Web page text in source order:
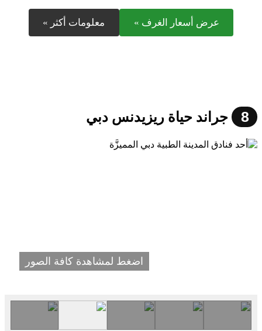
عرض أسعار الغرف » معلومات أكثر »
8 جراند حياة ريزيدنس دبي
اضغط لمشاهدة كافة الصور